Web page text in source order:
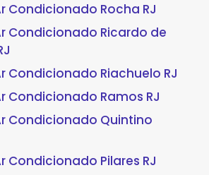
Condicionado Rocha RJ
Condicionado Ricardo de
Condicionado Riachuelo RJ
Condicionado Ramos RJ
Condicionado Quintino
Condicionado Pilares RJ